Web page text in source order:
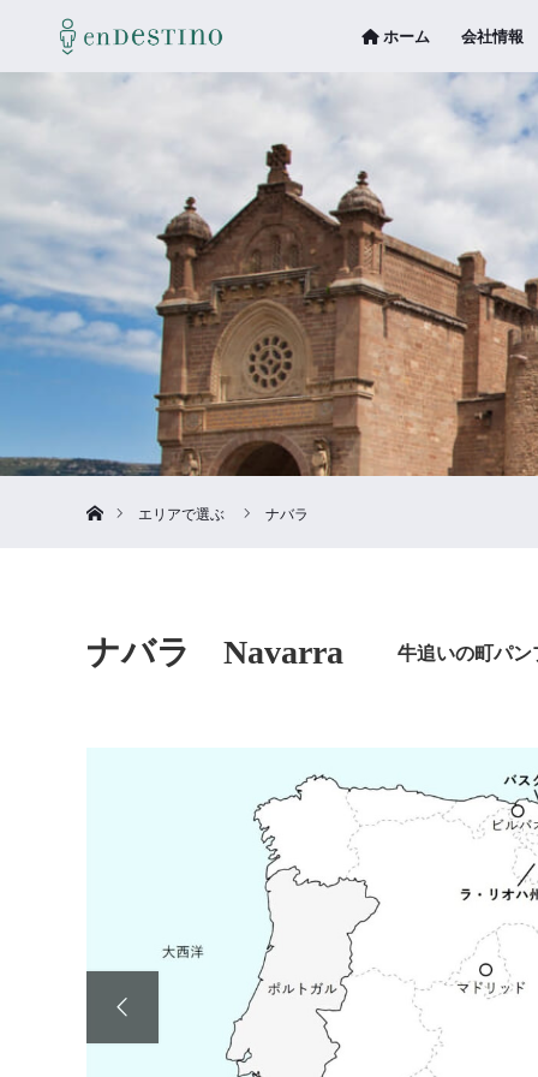
ホーム 会社情報
エリアで選ぶ
ナバラ
ナバラ Navarra 牛追いの町パ
